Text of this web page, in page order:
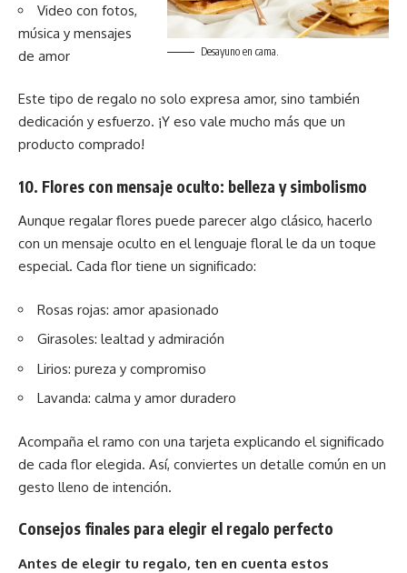
Desayuno en cama.
Video con fotos,
música y mensajes
de amor
Este tipo de regalo no solo expresa amor, sino también
dedicación y esfuerzo. ¡Y eso vale mucho más que un
producto comprado!
10. Flores con mensaje oculto: belleza y simbolismo
Aunque regalar flores puede parecer algo clásico, hacerlo
con un mensaje oculto en el lenguaje floral le da un toque
especial. Cada flor tiene un significado:
Rosas rojas: amor apasionado
Girasoles: lealtad y admiración
Lirios: pureza y compromiso
Lavanda: calma y amor duradero
Acompaña el ramo con una tarjeta explicando el significado
de cada flor elegida. Así, conviertes un detalle común en un
gesto lleno de intención.
Consejos finales para elegir el regalo perfecto
Antes de elegir tu regalo, ten en cuenta estos